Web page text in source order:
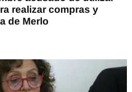
realizar compras y
de Merlo